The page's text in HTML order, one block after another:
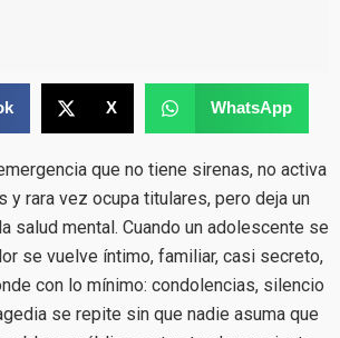
X WhatsApp
que no tiene sirenas, no activa
rara vez ocupa titulares, pero deja un
salud mental. Cuando un adolescente se
se vuelve íntimo, familiar, casi secreto,
con lo mínimo: condolencias, silencio
se repite sin que nadie asuma que